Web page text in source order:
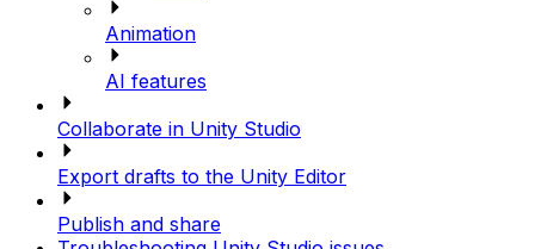
Animation
AI features
Collaborate in Unity Studio
Export drafts to the Unity Editor
Publish and share